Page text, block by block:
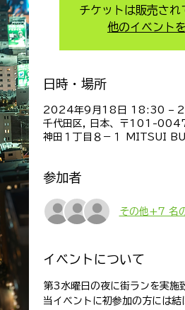
チケットは販売され
他のイベント
日時・場所
2024年9月18日 18:30 –
千代田区, 日本、〒101-0047
神田１丁目８−１ MITSUI
参加者
その他+7 名
イベントについて
第3水曜日の夜に街ランを実施
当イベントに初参加の方には結